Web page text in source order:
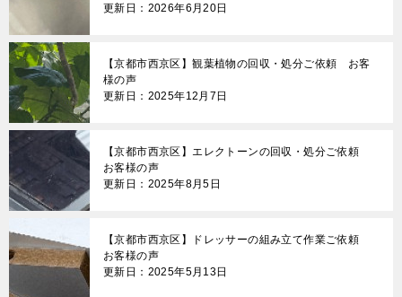
更新日：2026年6月20日
【京都市西京区】観葉植物の回収・処分ご依頼 お客
様の声
更新日：2025年12月7日
【京都市西京区】エレクトーンの回収・処分ご依頼
お客様の声
更新日：2025年8月5日
【京都市西京区】ドレッサーの組み立て作業ご依頼
お客様の声
更新日：2025年5月13日